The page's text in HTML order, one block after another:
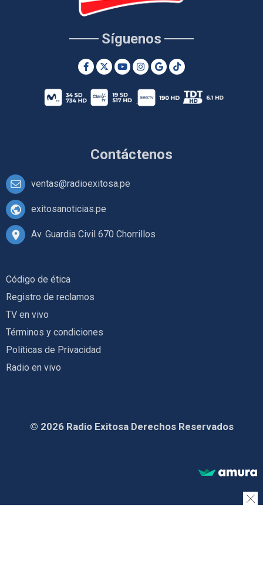
Contáctenos
ventas@radioexitosa.pe
exitosanoticias.pe
Av. Guardia Civil 670 Chorrillos
Síguenos
Código de ética
Registro de reclamos
TV en vivo
Términos y condiciones
Políticas de Privacidad
Radio en vivo
© 2026 Radio Exitosa Derechos Reservados